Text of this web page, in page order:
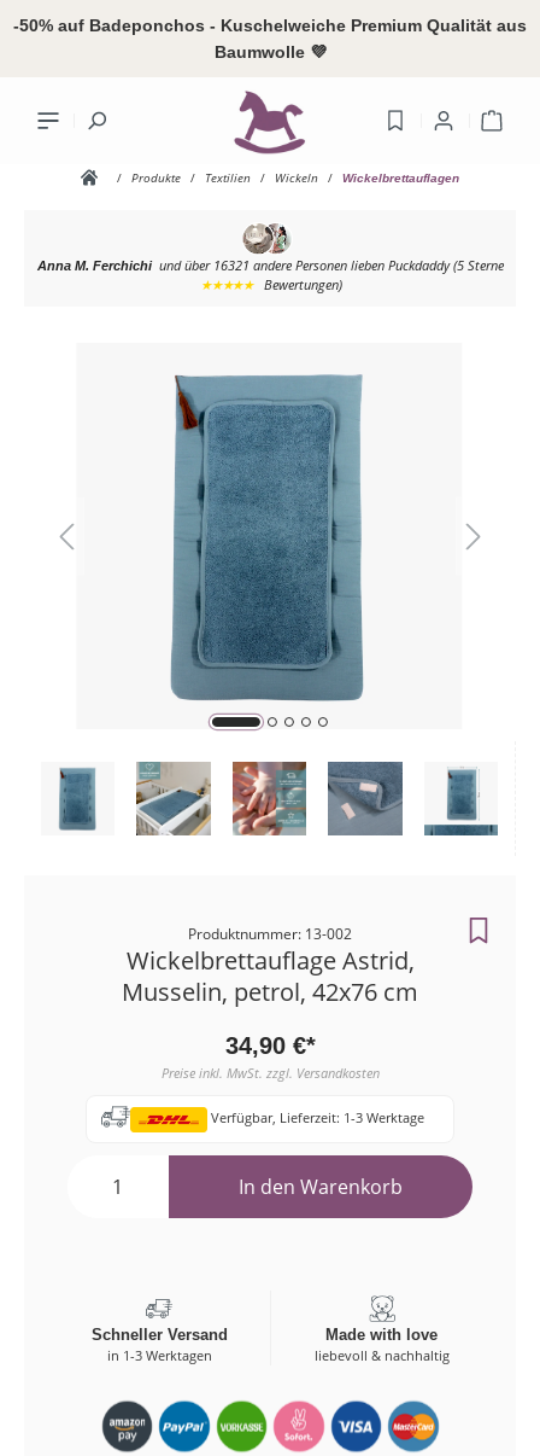
springen
-50% auf Badeponchos - Kuschelweiche Premium Qualität aus
Baumwolle 💜
Ihr Konto
Adressen
/ Produkte / Textilien / Wickeln / Wickelbrettauflagen
Anna M. Ferchichi und über 16321 andere Personen lieben Puckdaddy (5 Sterne
★★★★★ Bewertungen)
Produktnummer: 13-002
Wickelbrettauflage Astrid,
Musselin, petrol, 42x76 cm
34,90 €*
Preise inkl. MwSt. zzgl. Versandkosten
Verfügbar, Lieferzeit: 1-3 Werktage
In den Warenkorb
Schneller Versand
in 1-3 Werktagen
Made with love
liebevoll & nachhaltig